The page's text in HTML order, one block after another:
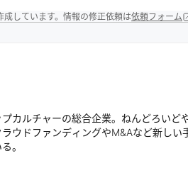
しています。情報の修正依頼は依頼フォーム
カルチャーの総合企業。ねんどろいど
ウドファンディングやM&Aなど新しい
。